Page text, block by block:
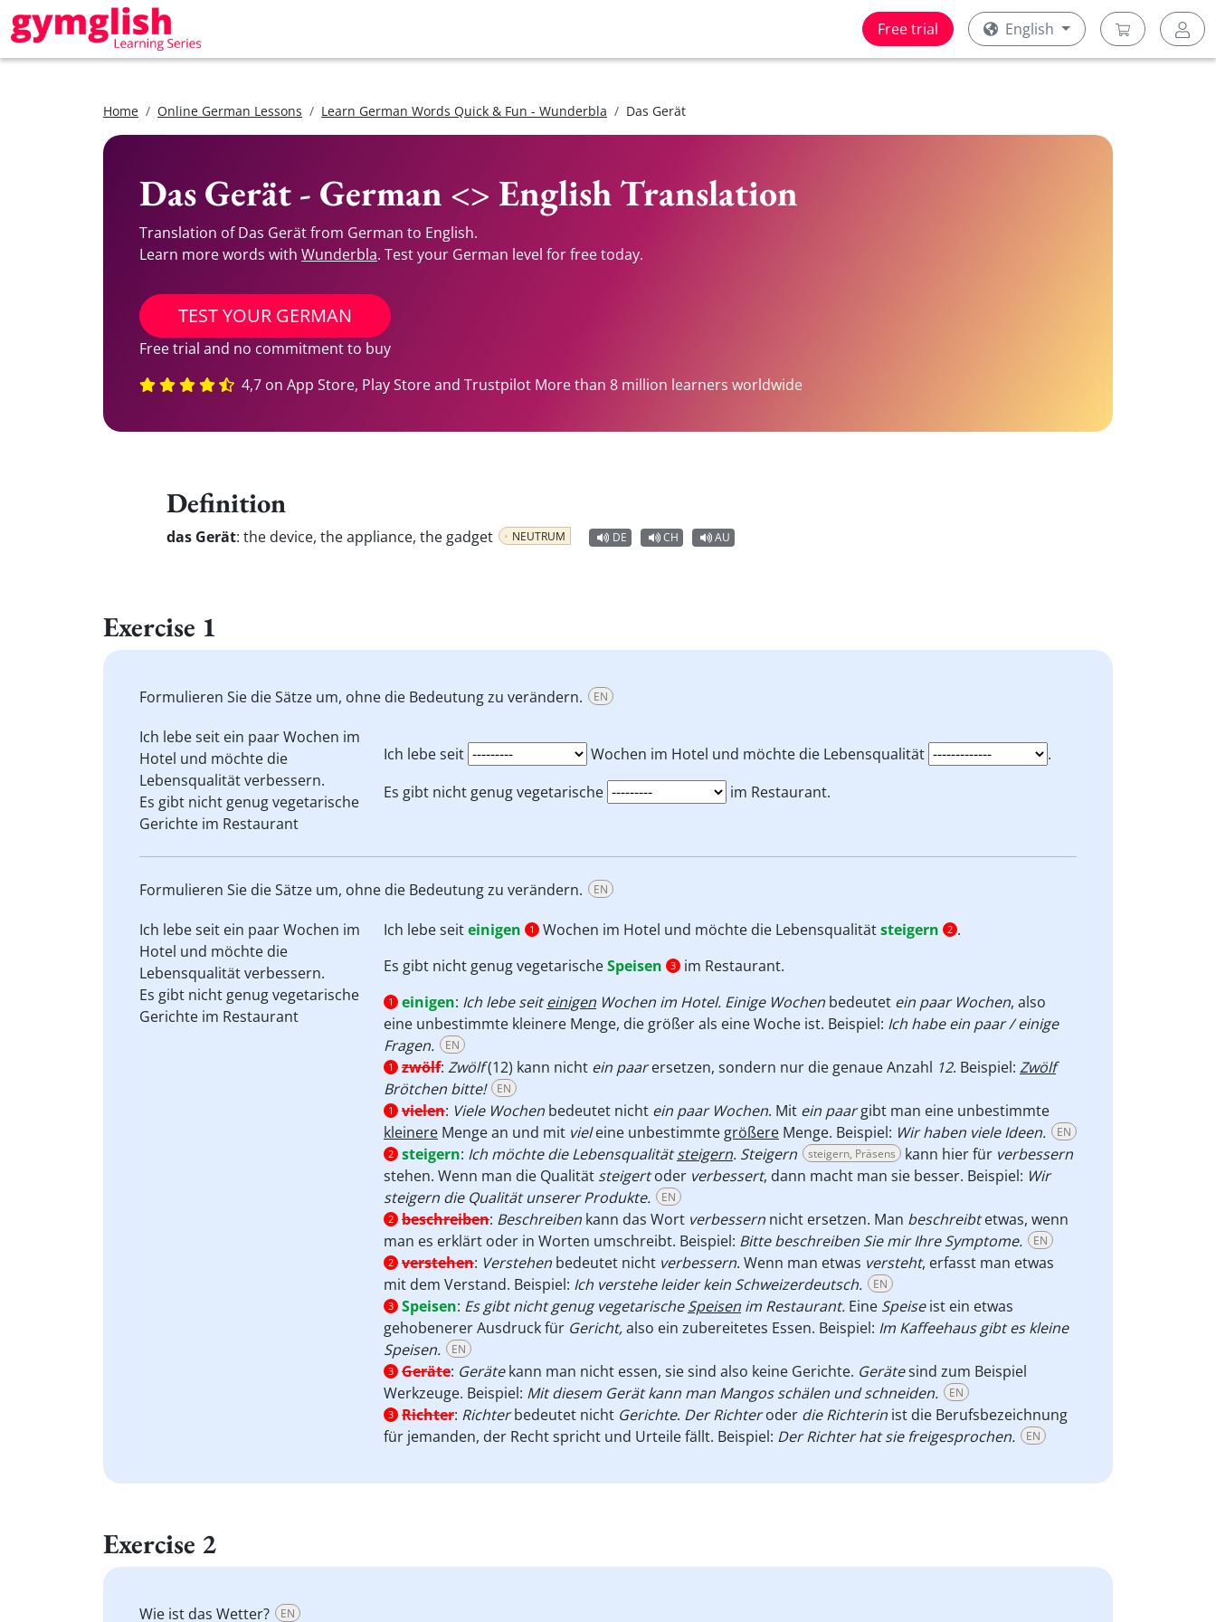
Free trial English
Home Online German Lessons Learn German Words Quick & Fun - Wunderbla Das Gerät
Das Gerät - German <> English Translation
Translation of Das Gerät from German to English.
Learn more words with Wunderbla. Test your German level for free today.
TEST YOUR GERMAN
Free trial and no commitment to buy
4,7 on App Store, Play Store and Trustpilot More than 8 million learners worldwide
Definition
das Gerät: the device, the appliance, the gadget NEUTRUM DE CH AU
Exercise 1
Formulieren Sie die Sätze um, ohne die Bedeutung zu verändern. EN
Ich lebe seit ein paarWochen im
Hotel und möchte die
Lebensqualitätverbessern.
Es gibt nicht genug vegetarische
Gerichte im Restaurant
Ich lebe seit Wochen im Hotel und möchte die Lebensqualität
.
Es gibt nicht genug vegetarische
im Restaurant.
Formulieren Sie die Sätze um, ohne die Bedeutung zu verändern. EN
Ich lebe seit ein paarWochen im
Hotel und möchte die
Lebensqualitätverbessern.
Es gibt nicht genug vegetarische
Gerichte im Restaurant
Ich lebe seiteinigen 1 Wochen im Hotel und möchte die Lebensqualitätsteigern 2 .
Es gibt nicht genug vegetarischeSpeisen 3 im Restaurant.
1 einigen: Ich lebe seiteinigen Wochen im Hotel. Einige Wochen bedeutet ein paar Wochen, also
eine unbestimmte kleinere Menge, die größer als eine Woche ist. Beispiel: Ich habe ein paar / einige
Fragen.
EN
1 zwölf: Zwölf(12) kann nicht ein paarersetzen, sondern nur die genaue Anzahl 12. Beispiel: Zwölf
Brötchen bitte!
EN
1 vielen: Viele Wochen bedeutet nicht ein paar Wochen. Mit ein paargibt man eine unbestimmte
kleinere Menge an und mit vieleine unbestimmte größere Menge. Beispiel: Wir haben viele Ideen. EN
2 steigern: Ich möchte die Lebensqualitätsteigern. Steigern steigern, Präsens kann hier für verbessern
stehen. Wenn man die Qualität steigertoder verbessert, dann macht man sie besser. Beispiel: Wir
steigern die Qualität unserer Produkte.
EN
2 beschreiben: Beschreiben kann das Wort verbessern nicht ersetzen. Man beschreibtetwas, wenn
man es erklärt oder in Worten umschreibt. Beispiel: Bitte beschreiben Sie mir Ihre Symptome. EN
2 verstehen: Verstehen bedeutet nicht verbessern. Wenn man etwas versteht, erfasst man etwas
mit dem Verstand. Beispiel: Ich verstehe leider kein Schweizerdeutsch. EN
3 Speisen: Es gibt nicht genug vegetarischeSpeisen im Restaurant. Eine Speiseist ein etwas
gehobenerer Ausdruck für Gericht,also ein zubereitetes Essen. Beispiel: Im Kaffeehaus gibt es kleine
Speisen.
EN
3 Geräte: Gerätekann man nicht essen, sie sind also keine Gerichte. Gerätesind zum Beispiel
Werkzeuge. Beispiel: Mit diesem Gerät kann man Mangos schälen und schneiden. EN
3 Richter: Richterbedeutet nicht Gerichte. Der Richteroder die Richterin ist die Berufsbezeichnung
für jemanden, der Recht spricht und Urteile fällt. Beispiel: Der Richter hat sie freigesprochen. EN
Exercise 2
Wie ist das Wetter? EN